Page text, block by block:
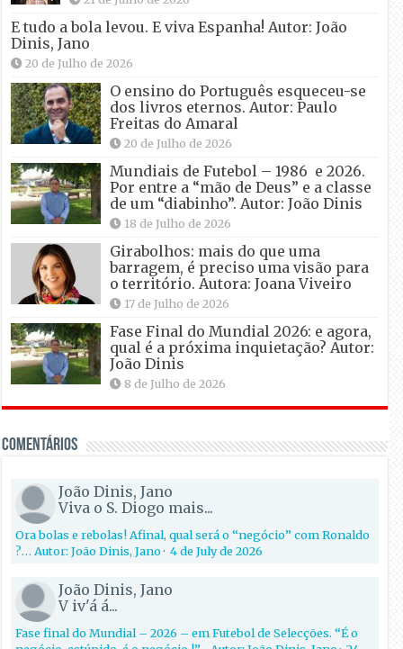
E tudo a bola levou. E viva Espanha! Autor: João
Dinis, Jano
20 de Julho de 2026
O ensino do Português esqueceu-se
dos livros eternos. Autor: Paulo
Freitas do Amaral
20 de Julho de 2026
Mundiais de Futebol – 1986 e 2026.
Por entre a “mão de Deus” e a classe
de um “diabinho”. Autor: João Dinis
18 de Julho de 2026
Girabolhos: mais do que uma
barragem, é preciso uma visão para
o território. Autora: Joana Viveiro
17 de Julho de 2026
Fase Final do Mundial 2026: e agora,
qual é a próxima inquietação? Autor:
João Dinis
8 de Julho de 2026
Comentários
João Dinis, Jano
Viva o S. Diogo mais...
Ora bolas e rebolas! Afinal, qual será o “negócio” com Ronaldo
?… Autor: João Dinis, Jano·4 de July de 2026
João Dinis, Jano
V iv'á á...
Fase final do Mundial – 2026 – em Futebol de Selecções. “É o